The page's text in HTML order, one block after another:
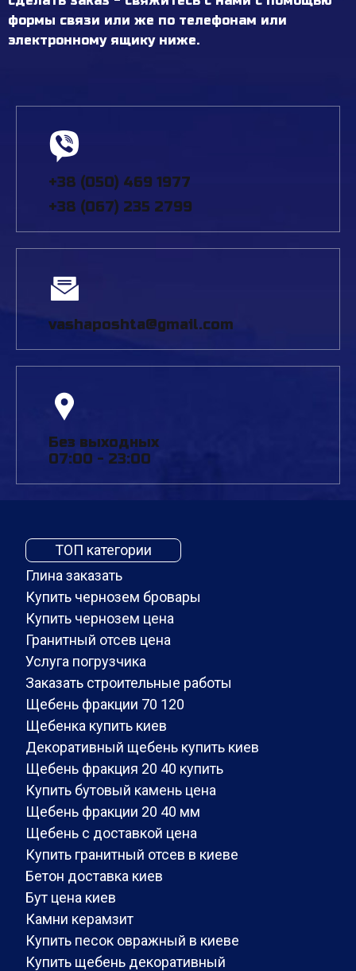
формы связи или же по телефонам или
электронному ящику ниже.
+38 (050) 469 1977
+38 (067) 235 2799
vashaposhta@gmail.com
Без выходных
07:00 - 23:00
ТОП категории
Глина заказать
Купить чернозем бровары
Купить чернозем цена
Гранитный отсев цена
Услуга погрузчика
Заказать строительные работы
Щебень фракции 70 120
Щебенка купить киев
Декоративный щебень купить киев
Щебень фракция 20 40 купить
Купить бутовый камень цена
Щебень фракции 20 40 мм
Щебень с доставкой цена
Купить гранитный отсев в киеве
Бетон доставка киев
Бут цена киев
Камни керамзит
Купить песок овражный в киеве
Купить щебень декоративный